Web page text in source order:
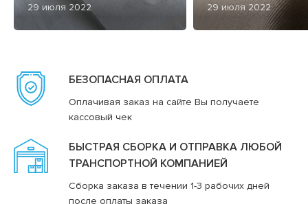
29 июля 2022 29 июля 2022
БЕЗОПАСНАЯ ОПЛАТА
Оплачивая заказ на сайте Вы получаете
кассовый чек
БЫСТРАЯ СБОРКА И ОТПРАВКА ЛЮБОЙ
ТРАНСПОРТНОЙ КОМПАНИЕЙ
Сборка заказа в течении 1-3 рабочих дней
после оплаты заказа